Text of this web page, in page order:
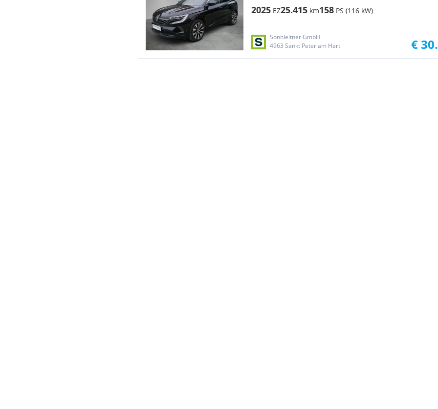
2025 EZ25.415 km158 PS (116 kW)
Sonnleitner GmbH
4963 Sankt Peter am Hart
€